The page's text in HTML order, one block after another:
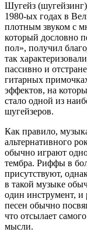
Шугейз
1980-ых годах в
плотным звуком с
который дословно
пол», получил
так
пассивно и
гитарных
эффектов, на
стало одной из
шугейзеров.
Как правило,
альтернативного
обычно играют
тембра. Риффы в
присутствуют,
в такой музыке
один инструмент, и
песен обычно
что отсылает
мысли.